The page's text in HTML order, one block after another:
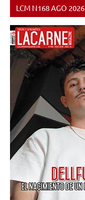
LCM N168 AGO 2026